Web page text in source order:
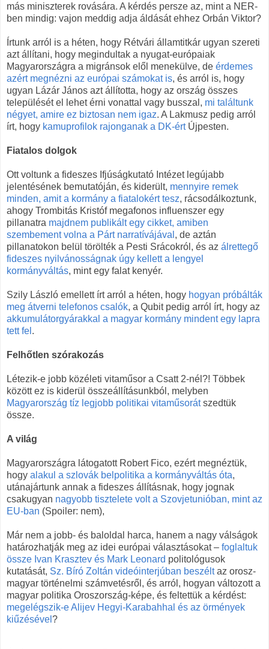
más miniszterek rovására. A kérdés persze az, mint a NER-
ben mindig: vajon meddig adja áldását ehhez Orbán Viktor?
Írtunk arról is a héten, hogy Rétvári államtitkár ugyan szereti
azt állítani, hogy megindultak a nyugat-európaiak
Magyarországra a migránsok elől menekülve, de érdemes
azért megnézni az európai számokat is, és arról is, hogy
ugyan Lázár János azt állította, hogy az ország összes
települését el lehet érni vonattal vagy busszal, mi találtunk
négyet, amire ez biztosan nem igaz. A Lakmusz pedig arról
írt, hogy kamuprofilok rajonganak a DK-értÚjpesten.
Fiatalos dolgok
Ott voltunk a fideszes Ifjúságkutató Intézet legújabb
jelentésének bemutatóján, és kiderült, mennyire remek
minden, amit a kormány a fiatalokért tesz, rácsodálkoztunk,
ahogy Trombitás Kristóf megafonos influenszer egy
pillanatra majdnem publikált egy cikket, amiben
szembement volna a Párt narratívájával , de aztán
pillanatokon belül törölték a Pesti Srácokról, és az álrettegő
fideszes nyilvánosságnak úgy kellett a lengyel
kormányváltás, mint egy falat kenyér.
Szily László emellett írt arról a héten, hogy hogyan próbálták
meg átverni telefonos csalók, a Qubit pedig arról írt, hogy az
akkumulátorgyárakkal a magyar kormány mindent egy lapra
tett fel .
Felhőtlen szórakozás
Létezik-e jobb közéleti vitaműsor a Csatt 2-nél?! Többek
között ez is kiderül összeállításunkból, melyben
Magyarország tíz legjobb politikai vitaműsorátszedtük
össze.
A világ
Magyarországra látogatott Robert Fico, ezért megnéztük,
hogy alakul a szlovák belpolitika a kormányváltás óta,
utánajártunk annak a fideszes állításnak, hogy jognak
csakugyan nagyobb tisztelete volt a Szovjetunióban, mint az
EU-ban (Spoiler: nem),
Már nem a jobb- és baloldal harca, hanem a nagy válságok
határozhatják meg az idei európai választásokat – foglaltuk
össze Ivan Krasztev és Mark Leonard politológusok
kutatását, Sz. Bíró Zoltán videóinterjúban beszéltaz orosz-
magyar történelmi számvetésről, és arról, hogyan változott a
magyar politika Oroszország-képe, és feltettük a kérdést:
megelégszik-e Alijev Hegyi-Karabahhal és az örmények
kiűzésével ?